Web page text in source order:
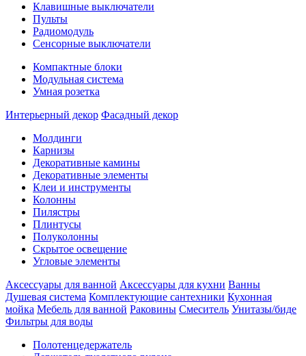
Клавишные выключатели
Пульты
Радиомодуль
Сенсорные выключатели
Компактные блоки
Модульная система
Умная розетка
Интерьерный декор Фасадный декор
Молдинги
Карнизы
Декоративные камины
Декоративные элементы
Клеи и инструменты
Колонны
Пилястры
Плинтусы
Полуколонны
Скрытое освещение
Угловые элементы
Аксессуары для ванной Аксессуары для кухни Ванны
Душевая система Комплектующие сантехники Кухонная
мойка Мебель для ванной Раковины Смеситель Унитазы/биде
Фильтры для воды
Полотенцедержатель